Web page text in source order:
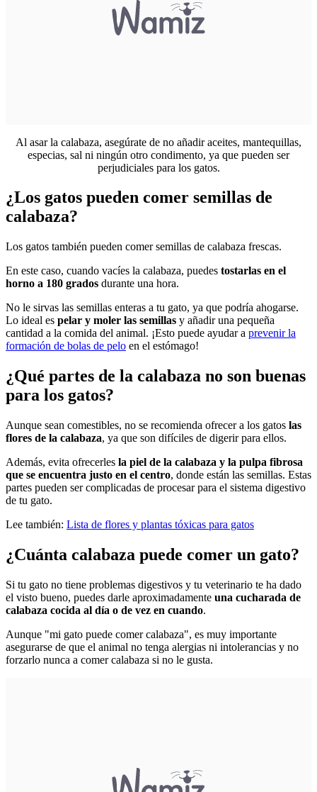
Al asar la calabaza, asegúrate de no añadir aceites, mantequillas,
especias, sal ni ningún otro condimento, ya que pueden ser
perjudiciales para los gatos.
¿Los gatos pueden comer semillas de
calabaza?
Los gatos también pueden comer semillas de calabaza frescas.
En este caso, cuando vacíes la calabaza, puedes tostarlas en el
horno a 180 grados durante una hora.
No le sirvas las semillas enteras a tu gato, ya que podría ahogarse.
Lo ideal es pelar y moler las semillas y añadir una pequeña
cantidad a la comida del animal. ¡Esto puede ayudar a prevenir la
formación de bolas de pelo en el estómago!
¿Qué partes de la calabaza no son buenas
para los gatos?
Aunque sean comestibles, no se recomienda ofrecer a los gatos las
flores de la calabaza, ya que son difíciles de digerir para ellos.
Además, evita ofrecerles la piel de la calabaza y la pulpa fibrosa
que se encuentra justo en el centro, donde están las semillas. Estas
partes pueden ser complicadas de procesar para el sistema digestivo
de tu gato.
Lee también: Lista de flores y plantas tóxicas para gatos
¿Cuánta calabaza puede comer un gato?
Si tu gato no tiene problemas digestivos y tu veterinario te ha dado
el visto bueno, puedes darle aproximadamente una cucharada de
calabaza cocida al día o de vez en cuando.
Aunque "mi gato puede comer calabaza", es muy importante
asegurarse de que el animal no tenga alergias ni intolerancias y no
forzarlo nunca a comer calabaza si no le gusta.